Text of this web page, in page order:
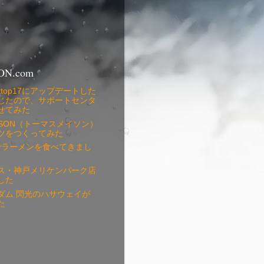
にアップデートした
たので、サポートセンタ
てみた
（トーマスメイソン）
をつくってみた
ーメンを食べてきまし
・神戸メリケンパーク店
た
ム 閃光のハサウェイが